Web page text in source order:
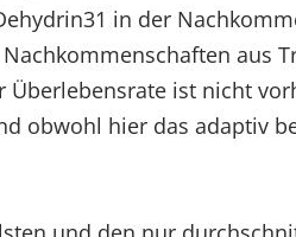
in der
aus
ist nicht
obwohl hier das adaptiv